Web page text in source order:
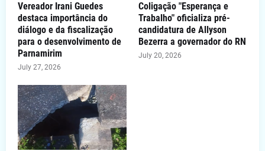
Vereador Irani Guedes
destaca importância do
diálogo e da fiscalização
para o desenvolvimento de
Parnamirim
July 27, 2026
Coligação "Esperança e
Trabalho" oficializa pré-
candidatura de Allyson
Bezerra a governador do RN
July 20, 2026